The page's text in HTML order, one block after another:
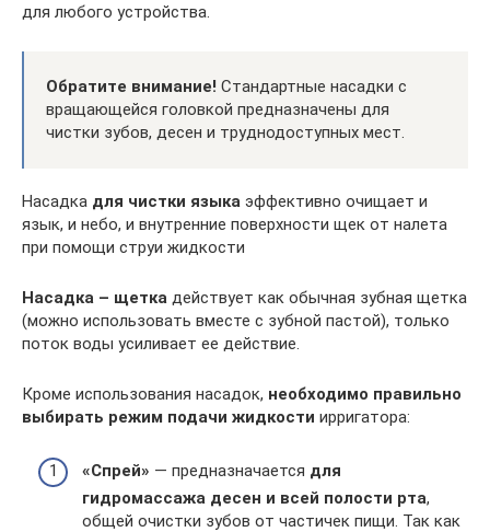
для любого устройства.
Обратите внимание! Стандартные насадки с
вращающейся головкой предназначены для
чистки зубов, десен и труднодоступных мест.
Насадка для чистки языка эффективно очищает и
язык, и небо, и внутренние поверхности щек от налета
при помощи струи жидкости
Насадка – щетка действует как обычная зубная щетка
(можно использовать вместе с зубной пастой), только
поток воды усиливает ее действие.
Кроме использования насадок, необходимо правильно
выбирать режим подачи жидкости ирригатора:
«Спрей» — предназначается для
гидромассажа десен и всей полости рта,
общей очистки зубов от частичек пищи. Так как